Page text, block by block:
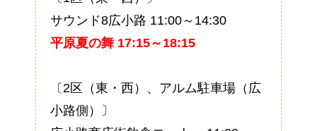
サウンド8広小路 11:00～14:30
平原夏の舞 17:15～18:15
〔2区（東・西）、アルム駐車場（広
小路側）〕